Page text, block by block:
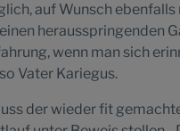
auf Wunsch
herausspringenden
wenn man sich
Vater Kariegus.
der wieder fit